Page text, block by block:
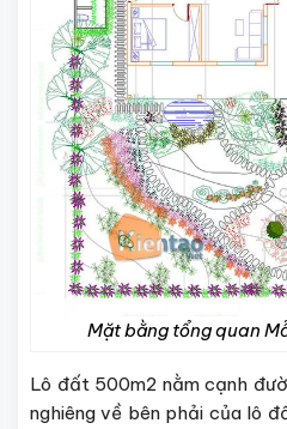
Mặt bằng tổng quan
Lô đất 500m2 nằm cạnh
nghiêng về bên phải của lô